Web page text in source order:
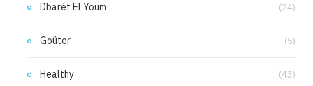
Dbarét El Youm (24)
Goûter (5)
Healthy (43)